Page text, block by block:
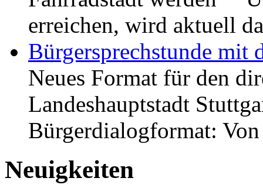
erreichen, wird aktuell
Bürgersprechstunde mit
Neues Format für den
Landeshauptstadt
Bürgerdialogformat:
Neuigkeiten